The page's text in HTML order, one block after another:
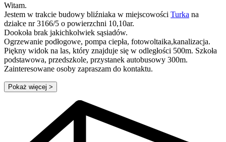
Witam.
Jestem w trakcie budowy bliźniaka w miejscowości Turka na
działce nr 3166/5 o powierzchni 10,10ar.
Dookoła brak jakichkolwiek sąsiadów.
Ogrzewanie podłogowe, pompa ciepła, fotowoltaika,kanalizacja.
Piękny widok na las, który znajduje się w odległości 500m. Szkoła
podstawowa, przedszkole, przystanek autobusowy 300m.
Zainteresowane osoby zapraszam do kontaktu.
Pokaż więcej >